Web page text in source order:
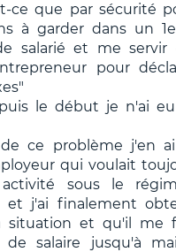
ce que par sécurité
à garder dans un
salarié et me servir
pour
le début je n'ai
ce problème j'en
qui voulait
sous le
et j'ai finalement
situation et qu'il me
salaire jusqu'à